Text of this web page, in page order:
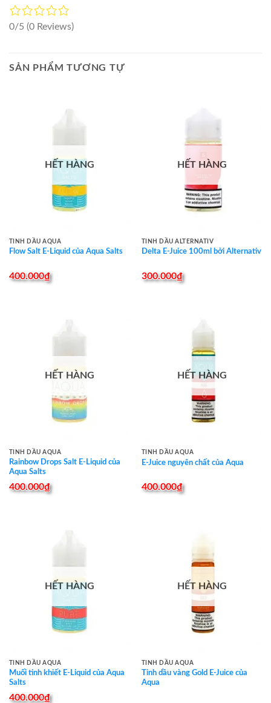
0/5 (0 Reviews)
SẢN PHẨM TƯƠNG TỰ
HẾT HÀNG
TINH DẦU AQUA
Flow Salt E-Liquid của Aqua Salts
400.000₫
HẾT HÀNG
TINH DẦU ALTERNATIV
Delta E-Juice 100ml bởi Alternativ
300.000₫
HẾT HÀNG
TINH DẦU AQUA
Rainbow Drops Salt E-Liquid của
Aqua Salts
400.000₫
HẾT HÀNG
TINH DẦU AQUA
E-Juice nguyên chất của Aqua
400.000₫
HẾT HÀNG
TINH DẦU AQUA
Muối tinh khiết E-Liquid của Aqua
Salts
400.000₫
HẾT HÀNG
TINH DẦU AQUA
Tinh dầu vàng Gold E-Juice của
Aqua